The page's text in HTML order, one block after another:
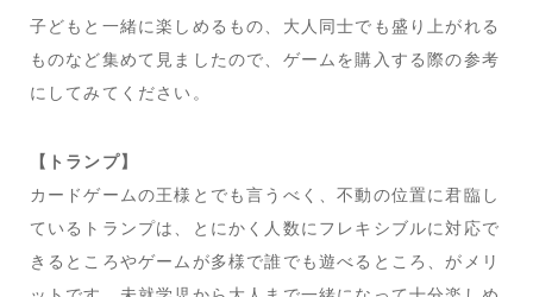
子どもと一緒に楽しめるもの、大人同士でも盛り上がれる
ものなど集めて見ましたので、ゲームを購入する際の参考
にしてみてください。
【トランプ】
カードゲームの王様とでも言うべく、不動の位置に君臨し
ているトランプは、とにかく人数にフレキシブルに対応で
きるところやゲームが多様で誰でも遊べるところ、がメリ